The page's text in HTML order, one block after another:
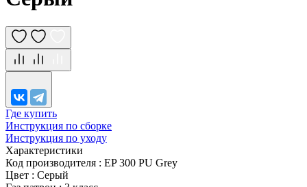
Где купить
Инструкция по сборке
Инструкция по уходу
Характеристики
Код производителя : EP 300 PU Grey
Цвет : Серый